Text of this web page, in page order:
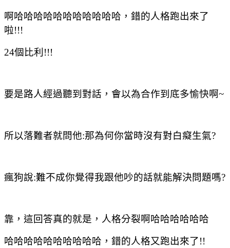
啊哈哈哈哈哈哈哈哈哈哈哈，錯的人格跑出來了
啦!!!
24個比利 !!!
要是路人經過聽到對話，會以為合作到底多愉快啊~
所以落難者就問他:那為何你當時沒有對白癡生氣?
瘋狗說:難不成你覺得我跟他吵的話就能解決問題嗎?
靠，這回答真的就是，人格分裂啊哈哈哈哈哈哈
哈哈哈哈哈哈哈哈哈哈，錯的人格又跑出來了!!